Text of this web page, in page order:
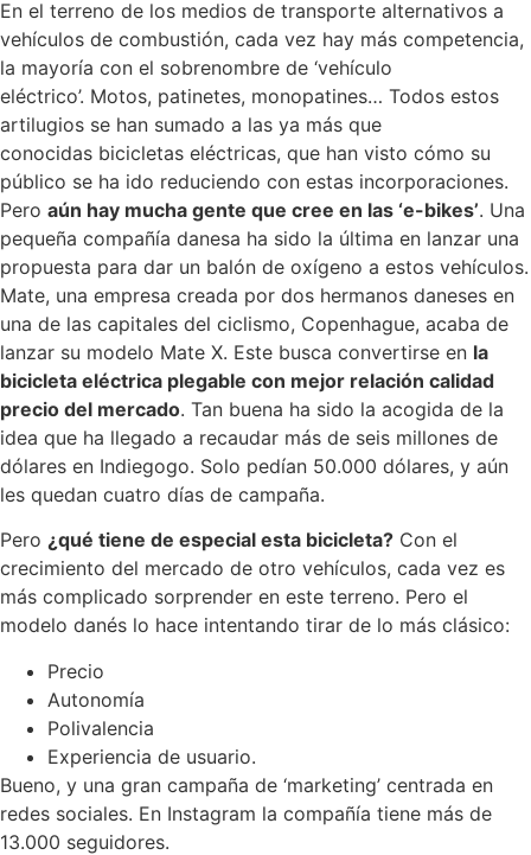
En el terreno de los medios de transporte alternativos a
vehículos de combustión, cada vez hay más competencia,
la mayoría con el sobrenombre de ‘vehículo
eléctrico’. Motos, patinetes, monopatines… Todos estos
artilugios se han sumado a las ya más que
conocidas bicicletas eléctricas, que han visto cómo su
público se ha ido reduciendo con estas incorporaciones.
Pero aún hay mucha gente que cree en las ‘e-bikes’. Una
pequeña compañía danesa ha sido la última en lanzar una
propuesta para dar un balón de oxígeno a estos vehículos.
Mate, una empresa creada por dos hermanos daneses en
una de las capitales del ciclismo, Copenhague, acaba de
lanzar su modelo Mate X. Este busca convertirse en la
bicicleta eléctrica plegable con mejor relación calidad
precio del mercado. Tan buena ha sido la acogida de la
idea que ha llegado a recaudar más de seis millones de
dólares en Indiegogo. Solo pedían 50.000 dólares, y aún
les quedan cuatro días de campaña.
Pero ¿qué tiene de especial esta bicicleta? Con el
crecimiento del mercado de otro vehículos, cada vez es
más complicado sorprender en este terreno. Pero el
modelo danés lo hace intentando tirar de lo más clásico:
Precio
Autonomía
Polivalencia
Experiencia de usuario.
Bueno, y una gran campaña de ‘marketing’ centrada en
redes sociales. En Instagram la compañía tiene más de
13.000 seguidores.